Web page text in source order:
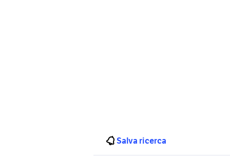
Salva ricerca